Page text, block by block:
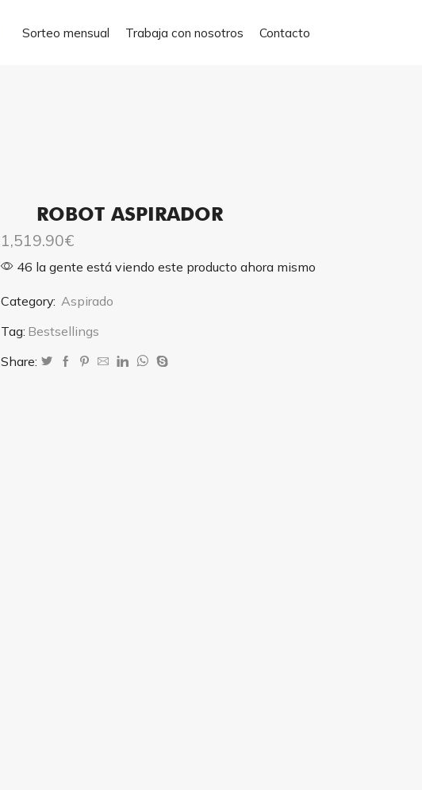
Sorteo mensual Trabaja con nosotros Contacto
ROBOT ASPIRADOR
1,519.90€
46 la gente está viendo este producto ahora mismo
Category: Aspirado
Tag: Bestsellings
Share: